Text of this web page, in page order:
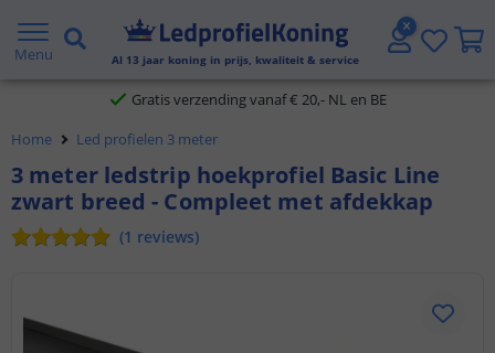
Menu Al 13 jaar koning in prijs, kwaliteit & service
5 jaar garantie
Gratis verzending vanaf € 20,- NL en BE
Klantbeoordeling 9.1
Voor 23:45 uur besteld,morgen in huis
Home Led profielen 3 meter
3 meter ledstrip hoekprofiel Basic Line
zwart breed - Compleet met afdekkap
(1 reviews)